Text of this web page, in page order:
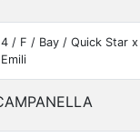
/ F / Bay / Quick Star x